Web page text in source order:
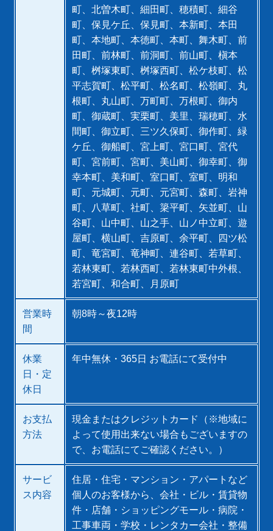
町、北曽木町、細田町、穂積町、細谷
町、保見ケ丘、保見町、本新町、本田
町、本地町、本徳町、本町、舞木町、前
田町、前林町、前洞町、前山町、槇本
町、桝塚東町、桝塚西町、松ケ枝町、松
平志賀町、松平町、松名町、松嶺町、丸
根町、丸山町、万町町、万根町、御内
町、御蔵町、実栗町、美里、瑞穂町、水
間町、御立町、三ツ久保町、御作町、緑
ケ丘、御船町、宮上町、宮口町、宮代
町、宮前町、宮町、美山町、御幸町、御
幸本町、美和町、室口町、室町、明和
町、元城町、元町、元宮町、森町、岩神
町、八草町、社町、簗平町、矢並町、山
谷町、山中町、山之手、山ノ中立町、遊
屋町、横山町、吉原町、余平町、四ツ松
町、竜宮町、竜神町、連谷町、若草町、
若林東町、若林西町、若林東町中外根、
若宮町、和合町、月原町
営業時
間
朝8時～夜12時
休業
日・定
休日
年中無休・365日 お電話にて受付中
お支払
方法
現金またはクレジットカード（※地域に
よって使用出来ない場合もございますの
で、お電話にてご確認ください。）
サービ
ス内容
住居・住宅・マンション・アパートなど
個人のお客様から、会社・ビル・賃貸物
件・店舗・ショッピングモール・病院・
工事車両・学校・レンタカー会社・整備